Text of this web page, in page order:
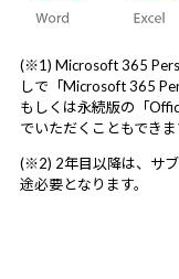
(※1) Microsoft 365
しで「Microsoft 365
もしくは永続版の「
でいただくこともできま
(※2) 2年目以降は、サ
途必要となります。